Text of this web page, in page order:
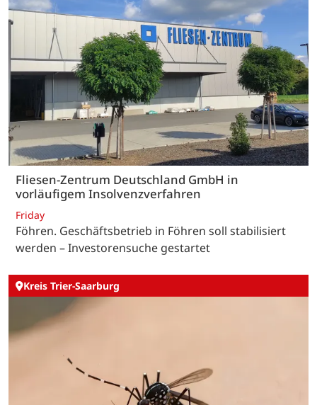
Fliesen-Zentrum Deutschland GmbH in
vorläufigem Insolvenzverfahren
Friday
Föhren. Geschäftsbetrieb in Föhren soll stabilisiert
werden – Investorensuche gestartet
Kreis Trier-Saarburg